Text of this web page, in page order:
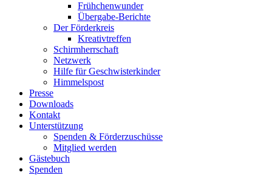
Frühchenwunder
Übergabe-Berichte
Der Förderkreis
Kreativtreffen
Schirmherrschaft
Netzwerk
Hilfe für Geschwisterkinder
Himmelspost
Presse
Downloads
Kontakt
Unterstützung
Spenden & Förderzuschüsse
Mitglied werden
Gästebuch
Spenden